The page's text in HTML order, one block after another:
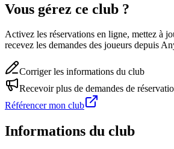
Vous gérez ce club ?
Activez les réservations en ligne, mettez à
recevez les demandes des joueurs depuis
Corriger les informations du club
Recevoir plus de demandes de
Référencer mon club
Informations du club